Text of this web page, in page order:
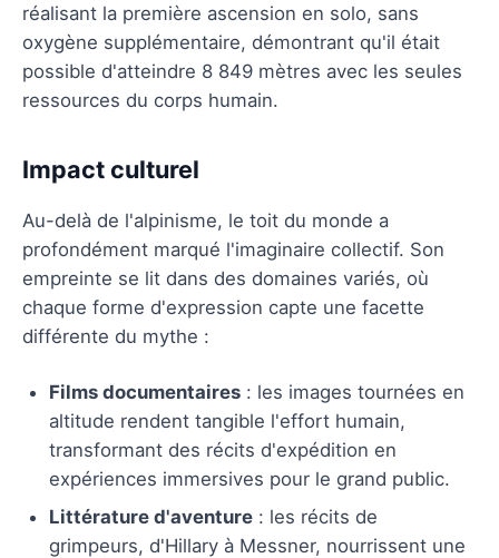
réalisant la première ascension en solo, sans
oxygène supplémentaire, démontrant qu'il était
possible d'atteindre 8 849 mètres avec les seules
ressources du corps humain.
Impact culturel
Au-delà de l'alpinisme, le toit du monde a
profondément marqué l'imaginaire collectif. Son
empreinte se lit dans des domaines variés, où
chaque forme d'expression capte une facette
différente du mythe :
Films documentaires : les images tournées en
altitude rendent tangible l'effort humain,
transformant des récits d'expédition en
expériences immersives pour le grand public.
Littérature d'aventure : les récits de
grimpeurs, d'Hillary à Messner, nourrissent une